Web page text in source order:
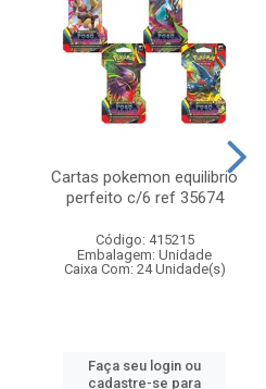
Cartas pokemon equilibrio
perfeito c/6 ref 35674
Código: 415215
Embalagem: Unidade
Caixa Com: 24 Unidade(s)
Faça seu login ou
cadastre-se para